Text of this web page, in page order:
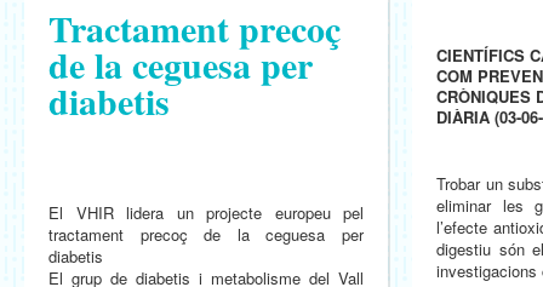
Tractament precoç
de la ceguesa per
diabetis
El VHIR lidera un projecte europeu pel
tractament precoç de la ceguesa per
diabetis
El grup de diabetis i metabolisme del Vall
CIENTÍFICS
COM
CRÒNIQUES
DIÀRIA (03-
Trobar un
eliminar les
l’efecte
digestiu són
investigacions